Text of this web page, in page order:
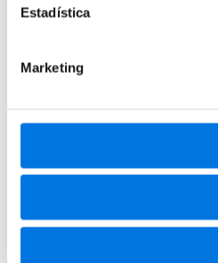
Estadística
Marketing